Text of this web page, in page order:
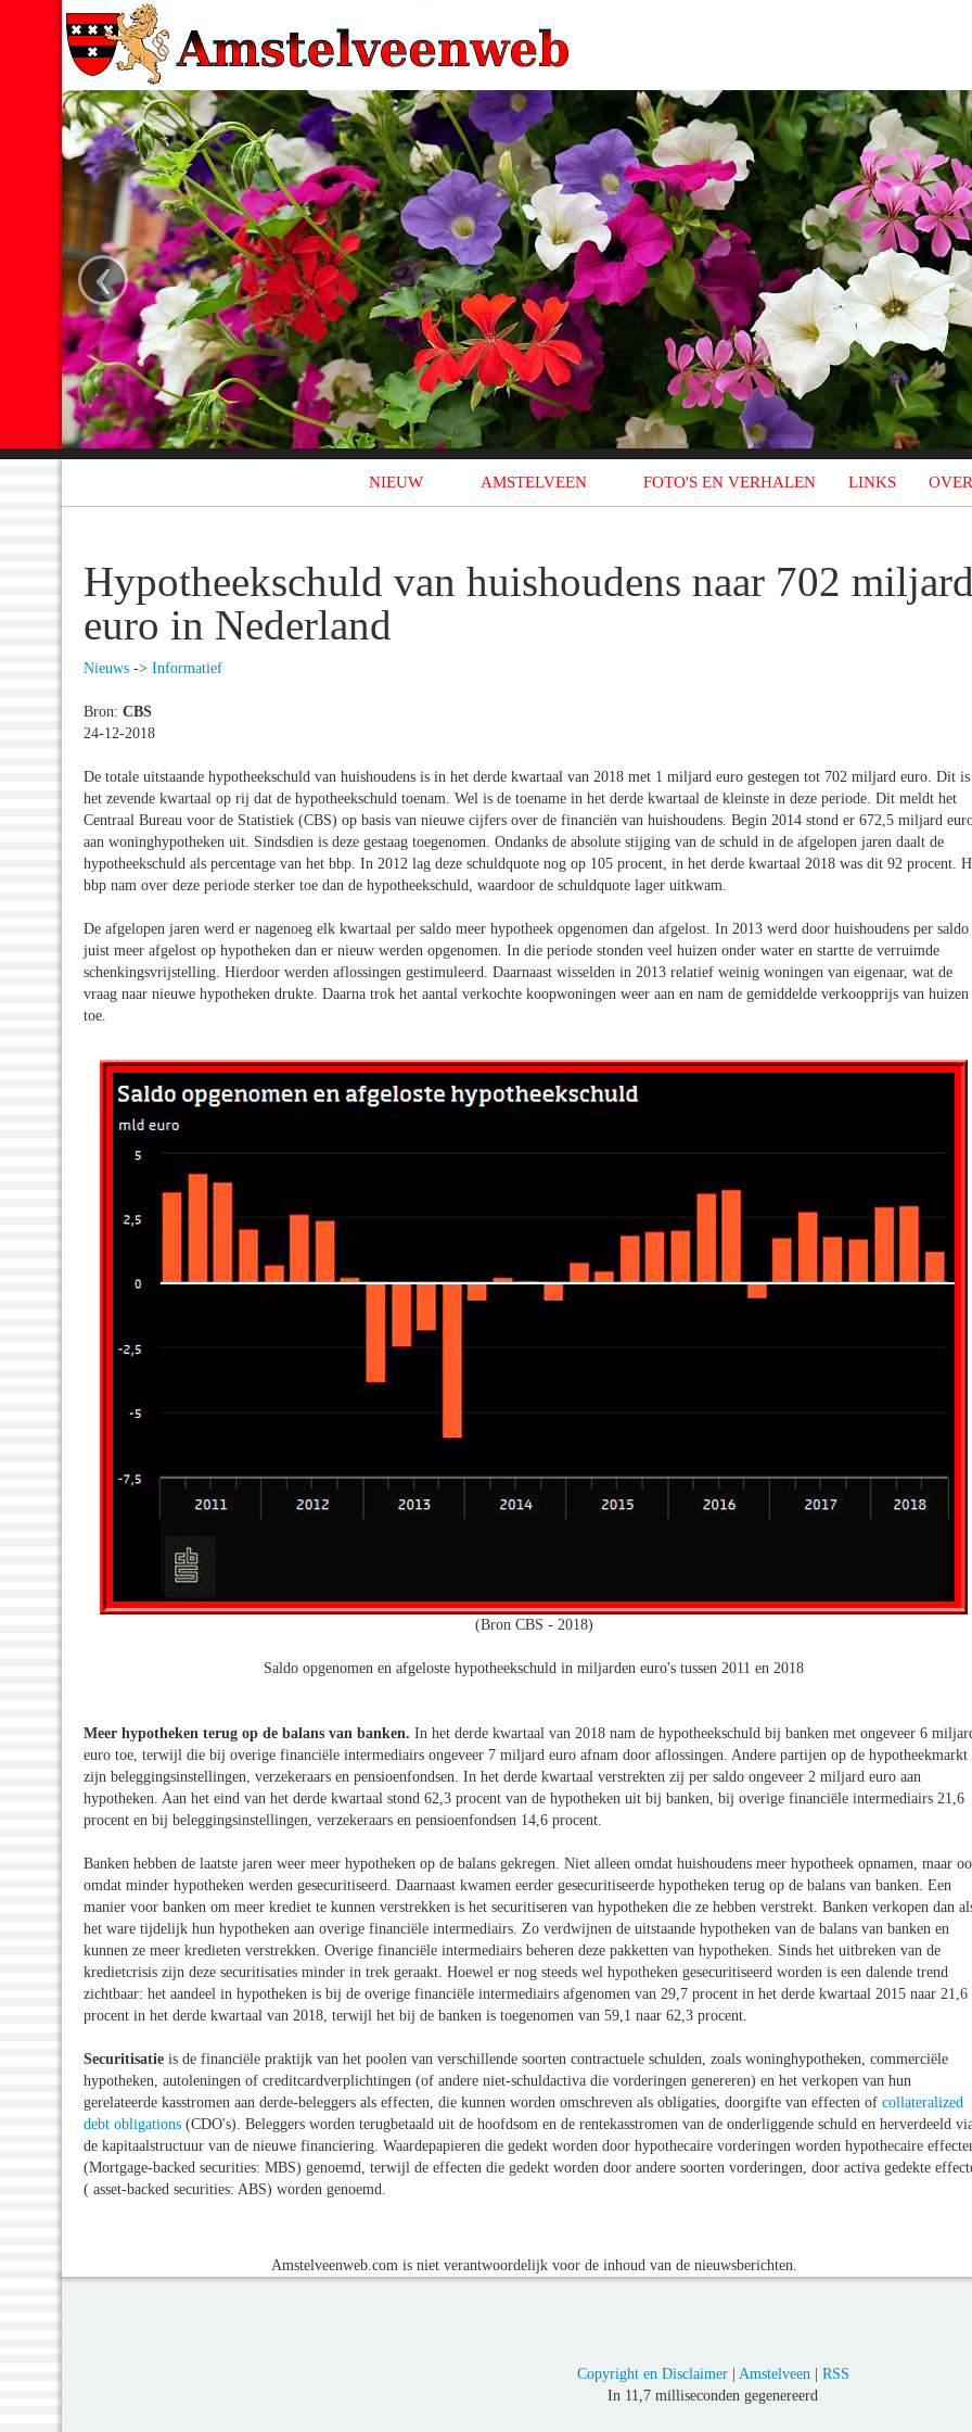
‹
NIEUW AMSTELVEEN FOTO'S EN VERHALEN LINKS
Hypotheekschuld van huishoudens naar 702 miljard
euro in Nederland
Nieuws -> Informatief
Bron: CBS
24-12-2018
De totale uitstaande hypotheekschuld van huishoudens is in het derde kwartaal van 2018 met 1 miljard euro gestegen tot 702 miljard euro. Dit is
het zevende kwartaal op rij dat de hypotheekschuld toenam. Wel is de toename in het derde kwartaal de kleinste in deze periode. Dit meldt het
Centraal Bureau voor de Statistiek (CBS) op basis van nieuwe cijfers over de financiën van huishoudens. Begin 2014 stond er 672,5 miljard
aan woninghypotheken uit. Sindsdien is deze gestaag toegenomen. Ondanks de absolute stijging van de schuld in de afgelopen jaren daalt de
hypotheekschuld als percentage van het bbp. In 2012 lag deze schuldquote nog op 105 procent, in het derde kwartaal 2018 was dit 92 procent.
bbp nam over deze periode sterker toe dan de hypotheekschuld, waardoor de schuldquote lager uitkwam.
De afgelopen jaren werd er nagenoeg elk kwartaal per saldo meer hypotheek opgenomen dan afgelost. In 2013 werd door huishoudens per saldo
juist meer afgelost op hypotheken dan er nieuw werden opgenomen. In die periode stonden veel huizen onder water en startte de verruimde
schenkingsvrijstelling. Hierdoor werden aflossingen gestimuleerd. Daarnaast wisselden in 2013 relatief weinig woningen van eigenaar, wat de
vraag naar nieuwe hypotheken drukte. Daarna trok het aantal verkochte koopwoningen weer aan en nam de gemiddelde verkoopprijs van huizen
toe.
(Bron CBS - 2018)
Saldo opgenomen en afgeloste hypotheekschuld in miljarden euro's tussen 2011 en 2018
Meer hypotheken terug op de balans van banken. In het derde kwartaal van 2018 nam de hypotheekschuld bij banken met ongeveer 6
euro toe, terwijl die bij overige financiële intermediairs ongeveer 7 miljard euro afnam door aflossingen. Andere partijen op de hypotheekmarkt
zijn beleggingsinstellingen, verzekeraars en pensioenfondsen. In het derde kwartaal verstrekten zij per saldo ongeveer 2 miljard euro aan
hypotheken. Aan het eind van het derde kwartaal stond 62,3 procent van de hypotheken uit bij banken, bij overige financiële intermediairs 21,6
procent en bij beleggingsinstellingen, verzekeraars en pensioenfondsen 14,6 procent.
Banken hebben de laatste jaren weer meer hypotheken op de balans gekregen. Niet alleen omdat huishoudens meer hypotheek opnamen, maar
omdat minder hypotheken werden gesecuritiseerd. Daarnaast kwamen eerder gesecuritiseerde hypotheken terug op de balans van banken. Een
manier voor banken om meer krediet te kunnen verstrekken is het securitiseren van hypotheken die ze hebben verstrekt. Banken verkopen dan
het ware tijdelijk hun hypotheken aan overige financiële intermediairs. Zo verdwijnen de uitstaande hypotheken van de balans van banken en
kunnen ze meer kredieten verstrekken. Overige financiële intermediairs beheren deze pakketten van hypotheken. Sinds het uitbreken van de
kredietcrisis zijn deze securitisaties minder in trek geraakt. Hoewel er nog steeds wel hypotheken gesecuritiseerd worden is een dalende trend
zichtbaar: het aandeel in hypotheken is bij de overige financiële intermediairs afgenomen van 29,7 procent in het derde kwartaal 2015 naar 21,6
procent in het derde kwartaal van 2018, terwijl het bij de banken is toegenomen van 59,1 naar 62,3 procent.
Securitisatie is de financiële praktijk van het poolen van verschillende soorten contractuele schulden, zoals woninghypotheken, commerciële
hypotheken, autoleningen of creditcardverplichtingen (of andere niet-schuldactiva die vorderingen genereren) en het verkopen van hun
gerelateerde kasstromen aan derde-beleggers als effecten, die kunnen worden omschreven als obligaties, doorgifte van effecten of collateralized
debt obligations (CDO's). Beleggers worden terugbetaald uit de hoofdsom en de rentekasstromen van de onderliggende schuld en herverdeeld
de kapitaalstructuur van de nieuwe financiering. Waardepapieren die gedekt worden door hypothecaire vorderingen worden hypothecaire
(Mortgage-backed securities: MBS) genoemd, terwijl de effecten die gedekt worden door andere soorten vorderingen, door activa gedekte
( asset-backed securities: ABS) worden genoemd.
Amstelveenweb.com is niet verantwoordelijk voor de inhoud van de nieuwsberichten.
Copyright en Disclaimer| Amstelveen | RSS
In 11,7 milliseconden gegenereerd